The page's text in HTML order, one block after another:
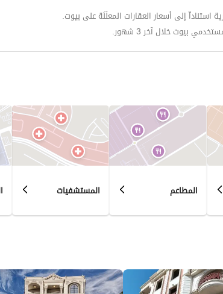
استناداّ إلى أسعار العقارات المعلَنَة على بيوت.
بيوت خلال آخر 3 شهور.
المطاعم المستشفيات